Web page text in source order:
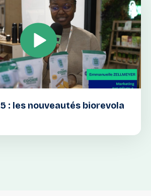
: les nouveautés biorevola